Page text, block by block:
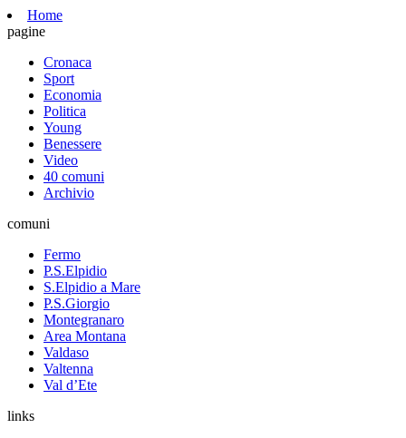
Home
pagine
Cronaca
Sport
Economia
Politica
Young
Benessere
Video
40 comuni
Archivio
comuni
Fermo
P.S.Elpidio
S.Elpidio a Mare
P.S.Giorgio
Montegranaro
Area Montana
Valdaso
Valtenna
Val d’Ete
links